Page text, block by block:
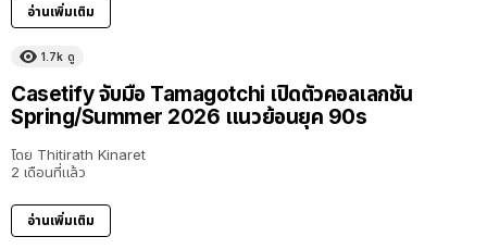
อ่านเพิ่มเติม
1.7k ดู
Casetify จับมือ Tamagotchi เปิดตัวคอลเลกชัน
Spring/Summer 2026 แนวย้อนยุค 90s
โดย Thitirath Kinaret
2 เดือนที่แล้ว
อ่านเพิ่มเติม